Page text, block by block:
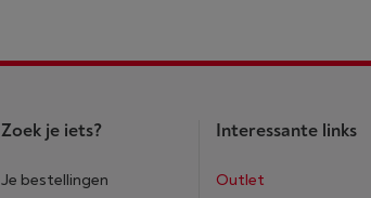
Zoek je iets?
Je bestellingen
Interessante links
Outlet